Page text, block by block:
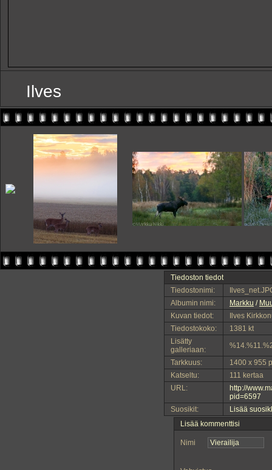
Ilves
Tiedoston tiedot
Tiedostonimi:
Albumin nimi:
Markku /
Kuvan tiedot:
Ilves
Tiedostokoko:
1381 kt
Lisätty
galleriaan:
Tarkkuus:
1400 x 955
Katseltu:
111 kertaa
URL:
http://
pid=6597
Suosikit:
Lisää
Lisää kommenttisi
Nimi